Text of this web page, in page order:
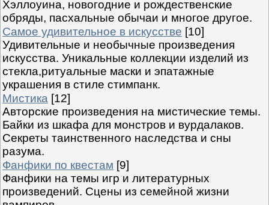
Хэллоуина, новогодние и рождественские
обряды, пасхальные обычаи и многое другое.
Самое удивительное в искусстве [10]
Удивительные и необычные произведения
искусства. Уникальные коллекции изделий из
стекла,ритуальные маски и эпатажные
украшения в стиле стимпанк.
Мистика [12]
Авторские произведения на мистические темы.
Байки из шкафа для монстров и вурдалаков.
Секреты таинственного наследства и сны
разума.
Фанфики по квестам [9]
Фанфики на темы игр и литературных
произведений. Сцены из семейной жизни